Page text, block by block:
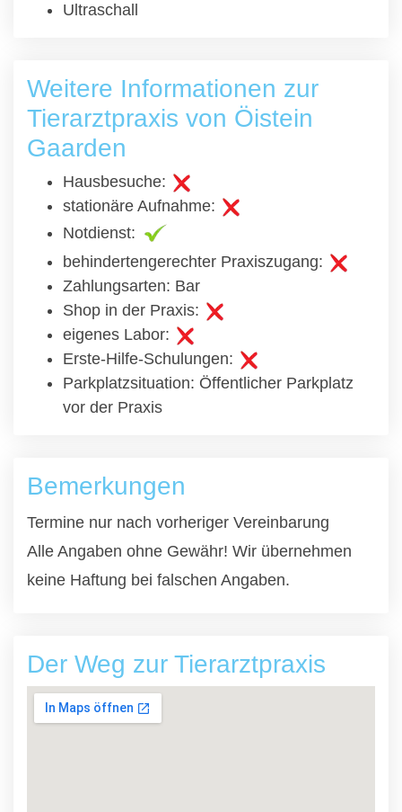
Ultraschall
Weitere Informationen zur
Tierarztpraxis von Öistein
Gaarden
Hausbesuche:
stationäre Aufnahme:
Notdienst:
behindertengerechter Praxiszugang:
Zahlungsarten: Bar
Shop in der Praxis:
eigenes Labor:
Erste-Hilfe-Schulungen:
Parkplatzsituation: Öffentlicher Parkplatz
vor der Praxis
Bemerkungen
Termine nur nach vorheriger Vereinbarung
Alle Angaben ohne Gewähr! Wir übernehmen
keine Haftung bei falschen Angaben.
Der Weg zur Tierarztpraxis